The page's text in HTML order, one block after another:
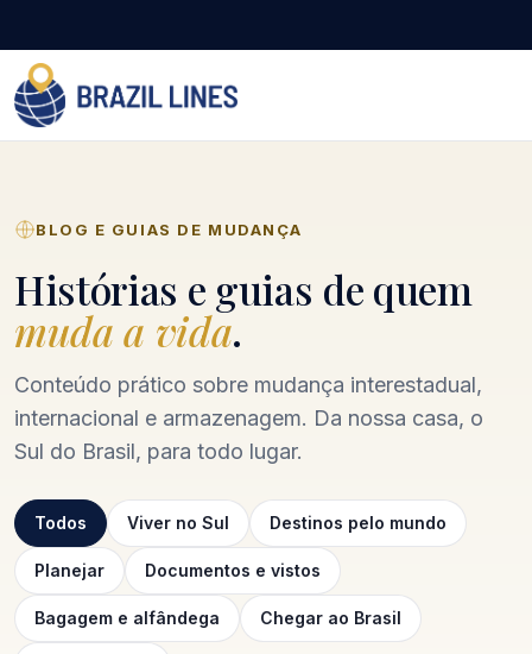
BLOG E GUIAS DE MUDANÇA
Histórias e guias de quem
muda a vida.
Conteúdo prático sobre mudança interestadual,
internacional e armazenagem. Da nossa casa, o
Sul do Brasil, para todo lugar.
Todos Viver no Sul Destinos pelo mundo
Planejar Documentos e vistos
Bagagem e alfândega Chegar ao Brasil